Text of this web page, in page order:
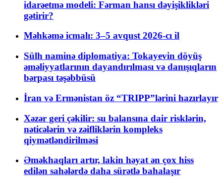
idarəetmə modeli: Fərman hansı dəyişiklikləri
gətirir?
Məhkəmə icmalı: 3–5 avqust 2026-cı il
Sülh naminə diplomatiya: Tokayevin döyüş
əməliyyatlarının dayandırılması və danışıqların
bərpası təşəbbüsü
İran və Ermənistan öz “TRIPP”lərini hazırlayır
Xəzər geri çəkilir: su balansına dair risklərin,
nəticələrin və zəifliklərin kompleks
qiymətləndirilməsi
Əməkhaqları artır, lakin həyat ən çox hiss
edilən sahələrdə daha sürətlə bahalaşır